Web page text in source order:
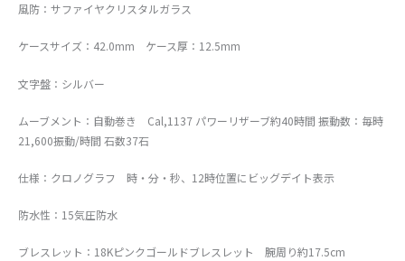
風防：サファイヤクリスタルガラス
ケースサイズ：42.0mm ケース厚：12.5mm
文字盤：シルバー
ムーブメント：自動巻き Cal,1137 パワーリザーブ約40時間 振動数：毎時
21,600振動/時間 石数37石
仕様：クロノグラフ 時・分・秒、12時位置にビッグデイト表示
防水性：15気圧防水
ブレスレット：18Kピンクゴールドブレスレット 腕周り約17.5cm